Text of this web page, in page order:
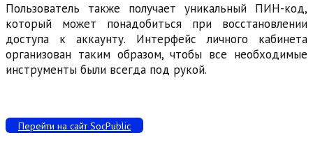
Пользователь также получает уникальный ПИН-код,
который может понадобиться при восстановлении
доступа к аккаунту. Интерфейс личного кабинета
организован таким образом, чтобы все необходимые
инструменты были всегда под рукой.
Перейти на сайт SocPublic